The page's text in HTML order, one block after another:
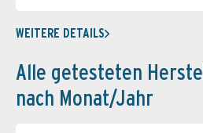
WEITERE DETAILS
Alle getesteten
nach Monat/Jahr